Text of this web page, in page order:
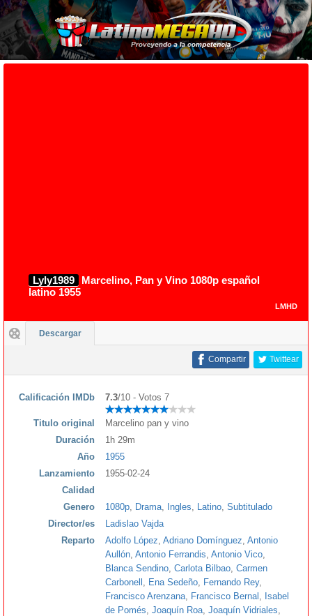
Lyly1989
Marcelino, Pan y Vino 1080p español
latino 1955
LMHD
Descargar
Twittear
Compartir
Calificación IMDb 7.3/10 - Votos 7
Titulo original
Marcelino pan y vino
Duración
1h 29m
Año
1955
Lanzamiento
1955-02-24
Calidad
Genero
1080p Drama Ingles Latino Subtitulado
Director/es
Ladislao Vajda
Reparto
Adolfo López Adriano Domínguez Antonio
Aullón Antonio Ferrandis Antonio Vico
Blanca Sendino Carlota Bilbao Carmen
Carbonell
Ena Sedeño Fernando Rey,
Francisco Arenzana
Francisco Bernal
Isabel
de Pomés Joaquín Roa Joaquín Vidriales